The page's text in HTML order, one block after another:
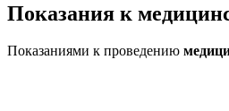
Показания к
Показаниями к проведению